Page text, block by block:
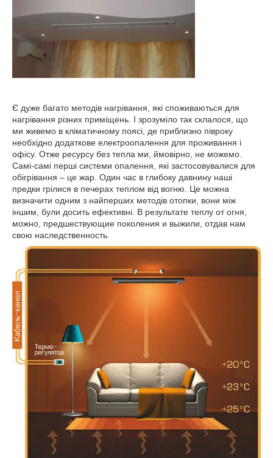
Є дуже багато методів нагрівання, які споживаються для
нагрівання різних приміщень. І зрозуміло так склалося, що
ми живемо в кліматичному поясі, де приблизно півроку
необхідно додаткове електроопалення для проживання і
офісу. Отже ресурсу без тепла ми, ймовірно, не можемо.
Самі-самі перші системи опалення, які застосовувалися для
обігрівання – це жар. Один час в глибоку давнину наші
предки грілися в печерах теплом від вогню. Це можна
визначити одним з найперших методів отопки, вони між
іншим, були досить ефективні. В результате теплу от огня,
можно, предшествующие поколения и выжили, отдав нам
свою наследственность.